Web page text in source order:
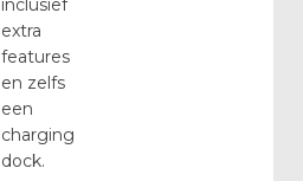
inclusief
extra
features
en zelfs
een
charging
dock.